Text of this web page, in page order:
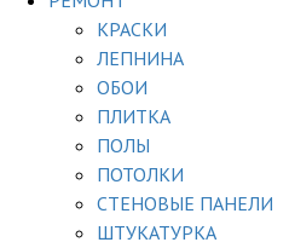
КРАСКИ
ЛЕПНИНА
ОБОИ
ПЛИТКА
ПОЛЫ
ПОТОЛКИ
СТЕНОВЫЕ ПАНЕЛИ
ШТУКАТУРКА